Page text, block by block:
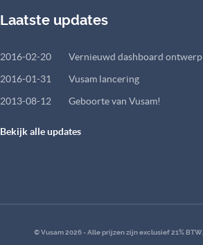
Laatste updates
2016-02-20
Vernieuwd dashboard ontwerp
2016-01-31
Vusam lancering
2013-08-12
Geboorte van Vusam!
Bekijk alle updates
© Vusam 2026 - Alle prijzen zijn exclusief 21% BTW.